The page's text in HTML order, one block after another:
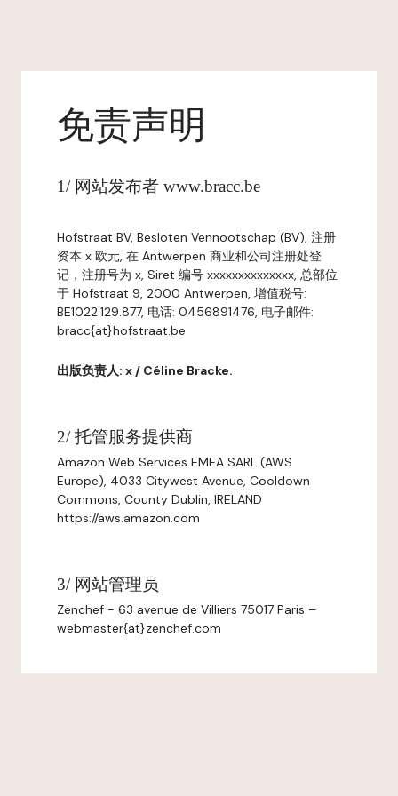
免责声明
1/ 网站发布者 www.bracc.be
Hofstraat BV, Besloten Vennootschap (BV), 注册
资本 x 欧元, 在 Antwerpen 商业和公司注册处登
记，注册号为 x, Siret 编号 xxxxxxxxxxxxxx, 总部位
于 Hofstraat 9, 2000 Antwerpen, 增值税号:
BE1022.129.877, 电话: 0456891476, 电子邮件:
bracc{at}hofstraat.be
出版负责人: x / Céline Bracke.
2/ 托管服务提供商
Amazon Web Services EMEA SARL (AWS
Europe), 4033 Citywest Avenue, Cooldown
Commons, County Dublin, IRELAND
https://aws.amazon.com
3/ 网站管理员
Zenchef - 63 avenue de Villiers 75017 Paris –
webmaster{at}zenchef.com